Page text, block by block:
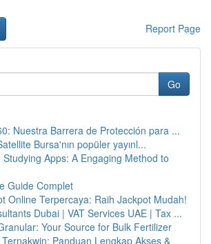
Report Page
Go
Nuestra Barrera de Protección para ...
Bursa'nın popüler yayınl...
Studying Apps: A Engaging Method to
Guide Complet
Online Terpercaya: Raih Jackpot Mudah!
Dubai | VAT Services UAE | Tax ...
Your Source for Bulk Fertilizer
Panduan Lengkap Akses &